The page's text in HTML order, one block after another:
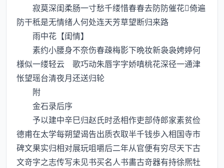
寂莫深闺柔肠一寸愁千缕惜春春去防防催花倚遍
防干秪是无情绪人何处连天芳草望断归来路
雨中花【闺情】
素约小腰身不奈伤春疎梅影下晩妆新袅袅娉婷何
様似一缕轻云 歌巧动朱唇字字娇嗔桃花深径一通津
怅望瑶台清夜月还送归轮
附
金石录后序
予以建中辛巳归赵氏时丞相作吏部侍郎家素贫俭
德甫在太学每朔望谒告出质衣取半千钱歩入相国寺市
碑文果实归相对展玩咀嚼后二年从官便有穷尽天下古
文竒字之志传写未见书买名人书畵古竒器有持徐熈牡